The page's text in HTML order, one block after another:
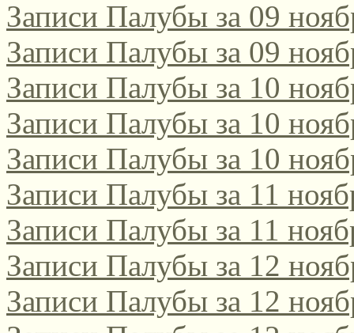
Записи Палубы за 09
Записи Палубы за 09
Записи Палубы за 10
Записи Палубы за 10
Записи Палубы за 10
Записи Палубы за 11
Записи Палубы за 11
Записи Палубы за 12
Записи Палубы за 12